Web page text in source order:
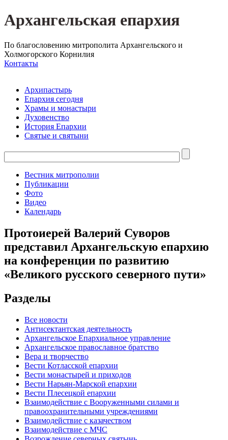
Архангельская епархия
По благословению митрополита Архангельского и
Холмогорского Корнилия
Контакты
Архипастырь
Епархия сегодня
Храмы и монастыри
Духовенство
История Епархии
Святые и святыни
Вестник митрополии
Публикации
Фото
Видео
Календарь
Протоиерей Валерий Суворов
представил Архангельскую епархию
на конференции по развитию
«Великого русского северного пути»
Разделы
Все новости
Антисектантская деятельность
Архангельское Епархиальное управление
Архангельское православное братство
Вера и творчество
Вести Котласской епархии
Вести монастырей и приходов
Вести Нарьян-Марской епархии
Вести Плесецкой епархии
Взаимодействие с Вооруженными силами и
правоохранительными учреждениями
Взаимодействие с казачеством
Взаимодействие с МЧС